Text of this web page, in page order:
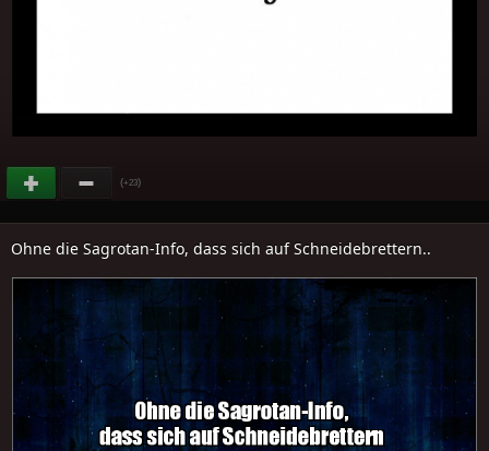
(+23)
Ohne die Sagrotan-Info, dass sich auf Schneidebrettern..